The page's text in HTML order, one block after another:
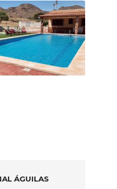
ÁGUILAS